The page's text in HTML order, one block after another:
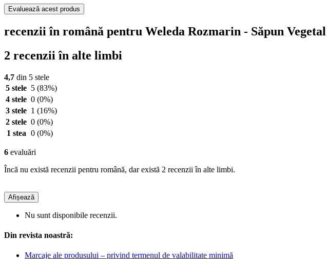
Evaluează acest produs
recenzii în română pentru Weleda Rozmarin - Săpun Vegetal
2 recenzii în alte limbi
4,7 din 5 stele
5 stele 5 (83%)
4 stele 0 (0%)
3 stele 1 (16%)
2 stele 0 (0%)
1 stea 0 (0%)
6 evaluări
Încă nu există recenzii pentru română, dar există 2 recenzii în alte limbi.
Afișează
Nu sunt disponibile recenzii.
Din revista noastră:
Marcaje ale produsului – privind termenul de valabilitate minimă